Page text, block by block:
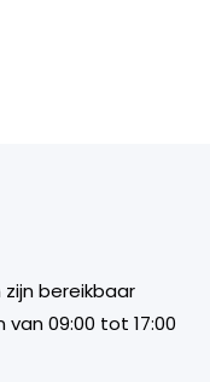
bereikbaar
09:00 tot 17:00